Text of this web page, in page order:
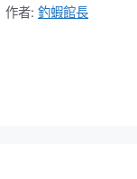
作者: 釣蝦館長